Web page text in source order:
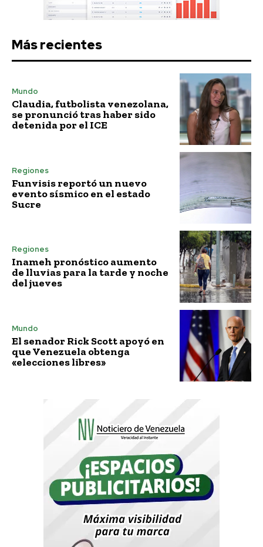
Más recientes
Mundo
Claudia, futbolista venezolana,
se pronunció tras haber sido
detenida por el ICE
Regiones
Funvisis reportó un nuevo
evento sísmico en el estado
Sucre
Regiones
Inameh pronóstico aumento
de lluvias para la tarde y noche
del jueves
Mundo
El senador Rick Scott apoyó en
que Venezuela obtenga
«elecciones libres»